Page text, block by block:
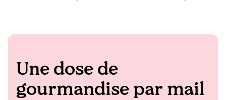
Une dose de
gourmandise par mail